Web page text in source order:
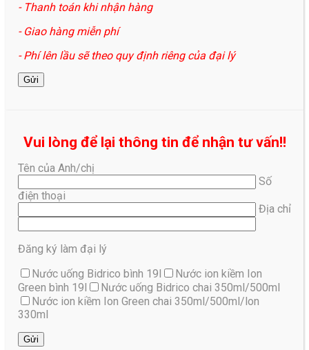
- Thanh toán khi nhận hàng
- Giao hàng miễn phí
- Phí lên lầu sẽ theo quy định riêng của đại lý
Vui lòng để lại thông tin để nhận tư vấn!!
Tên của Anh/chị
Số
điện thoại
Địa chỉ
Đăng ký làm đại lý
Nước uống Bidrico bình 19l
Nước ion kiềm Ion
Green bình 19l
Nước uống Bidrico chai 350ml/500ml
Nước ion kiềm Ion Green chai 350ml/500ml/lon
330ml